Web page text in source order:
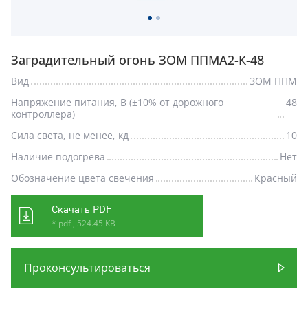
Заградительный огонь ЗОМ ППМА2-К-48
Вид
ЗОМ ППМ
Напряжение питания, В (±10% от дорожного
контроллера)
48
Сила света, не менее, кд
10
Наличие подогрева
Нет
Обозначение цвета свечения
Красный
Скачать PDF
* pdf , 524.45 KB
Проконсультироваться